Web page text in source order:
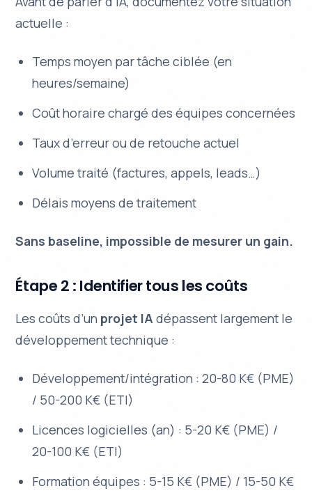
actuelle :
Temps moyen par tâche ciblée (en
heures/semaine)
Coût horaire chargé des équipes concernées
Taux d’erreur ou de retouche actuel
Volume traité (factures, appels, leads…)
Délais moyens de traitement
Sans baseline, impossible de mesurer un gain.
Étape 2 : Identifier tous les coûts
Les coûts d’un projet IA dépassent largement le
développement technique :
Développement/intégration : 20-80 K€ (PME)
/ 50-200 K€ (ETI)
Licences logicielles (an) : 5-20 K€ (PME) /
20-100 K€ (ETI)
Formation équipes : 5-15 K€ (PME) / 15-50 K€